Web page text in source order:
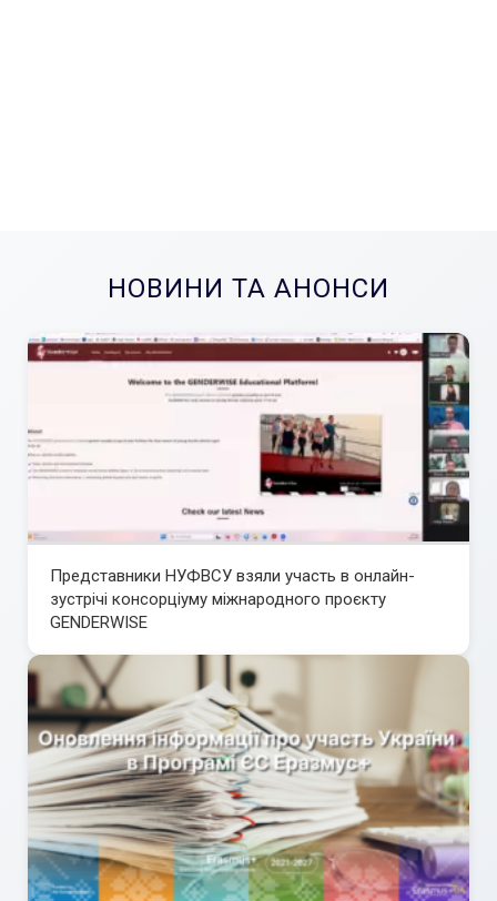
НОВИНИ ТА АНОНСИ
Представники НУФВСУ взяли участь в онлайн-
зустрічі консорціуму міжнародного проєкту
GENDERWISE